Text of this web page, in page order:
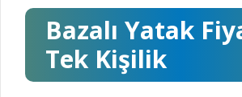
Bazalı Yatak
Tek Kişilik